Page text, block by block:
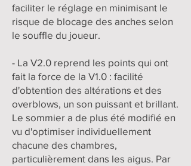
faciliter le réglage en minimisant le
risque de blocage des anches selon
le souffle du joueur.
- La V2.0 reprend les points qui ont
fait la force de la V1.0 : facilité
d'obtention des altérations et des
overblows, un son puissant et brillant.
Le sommier a de plus été modifié en
vu d'optimiser individuellement
chacune des chambres,
particulièrement dans les aigus. Par